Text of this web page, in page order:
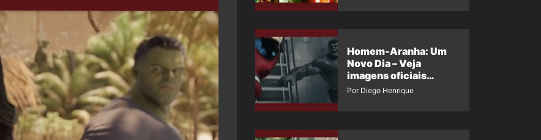
Homem-Aranha: Um
Novo Dia – Veja
imagens oficiais
descartadas do Hulk
Por Diego Henrique